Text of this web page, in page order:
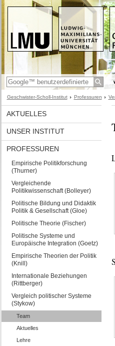
Geschwister-Scholl-Institut Professuren
AKTUELLES
UNSER INSTITUT
PROFESSUREN
Empirische Politikforschung
(Thurner)
Vergleichende
Politikwissenschaft (Bolleyer)
Politische Bildung und Didaktik
Politik & Gesellschaft (Gloe)
Politische Theorie (Fischer)
Politische Systeme und
Europäische Integration (Goetz)
Empirische Theorien der Politik
(Knill)
Internationale Beziehungen
(Rittberger)
Vergleich politischer Systeme
(Stykow)
Team
Aktuelles
Lehre